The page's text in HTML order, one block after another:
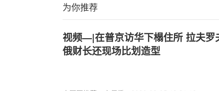
为你推荐
视频—|在普京访华下榻住所 拉夫罗
俄财长还现场比划造型